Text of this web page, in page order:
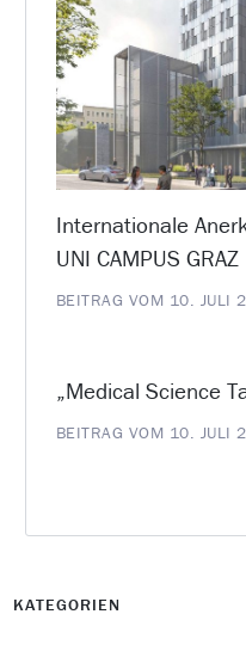
Internationale
UNI CAMPUS GRAZ
BEITRAG VOM 10. JULI
„Medical Science
BEITRAG VOM 10. JULI
KATEGORIEN